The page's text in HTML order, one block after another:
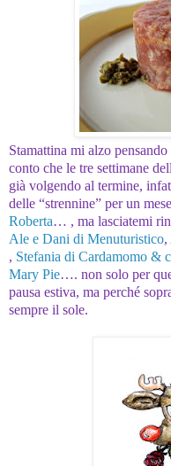
Stamattina mi alzo
conto che le tre settimane
già volgendo al termine,
delle “strennine” per un
Roberta… , ma lasciatemi
Ale e Dani di Menuturistico,
, Stefania di Cardamomo &
Mary Pie…. non solo per
pausa estiva, ma perché
sempre il sole.